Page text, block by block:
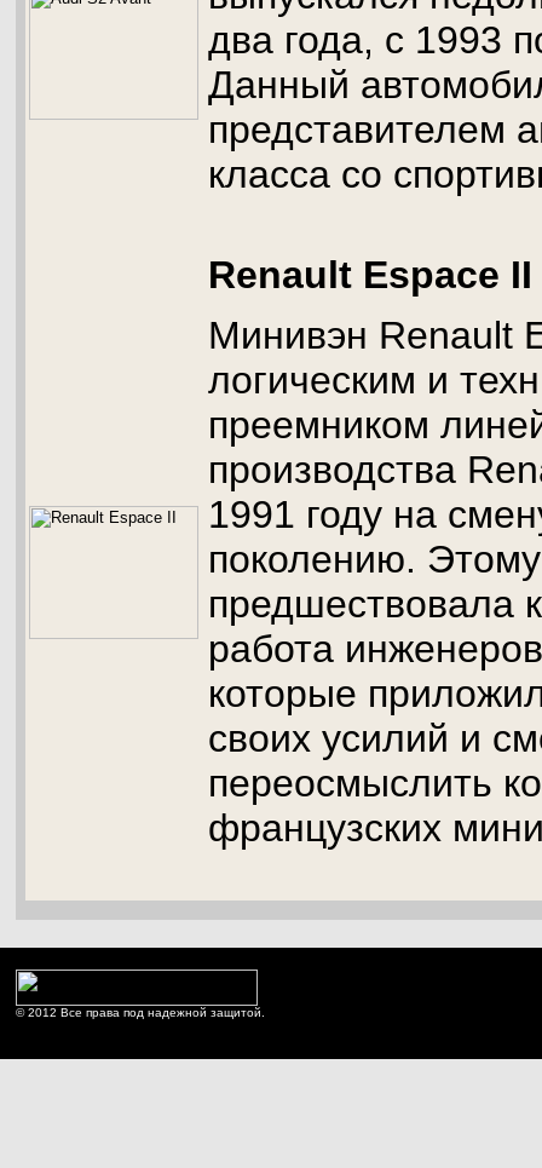
два года, с 1993
Данный
представителем
класса со
Renault Espace II
Минивэн Renault
логическим и
преемником
производства
1991 году на
поколению.
предшествовала
работа
которые
своих усилий и
переосмыслить
французских
© 2012 Все права под надежной защитой.